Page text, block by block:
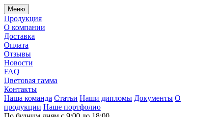
Меню
Продукция
О компании
Доставка
Оплата
Отзывы
Новости
FAQ
Цветовая гамма
Контакты
Наша команда Статьи Наши дипломы Документы О
продукции Наше портфолио